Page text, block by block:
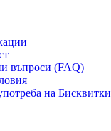
въпроси (FAQ)
на Бисквитки